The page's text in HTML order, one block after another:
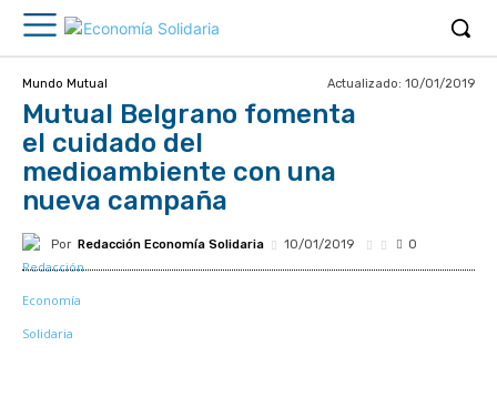
Mundo Mutual Actualizado: 10/01/2019
Mutual Belgrano fomenta
el cuidado del
medioambiente con una
nueva campaña
Por Redacción Economía Solidaria 10/01/2019 0